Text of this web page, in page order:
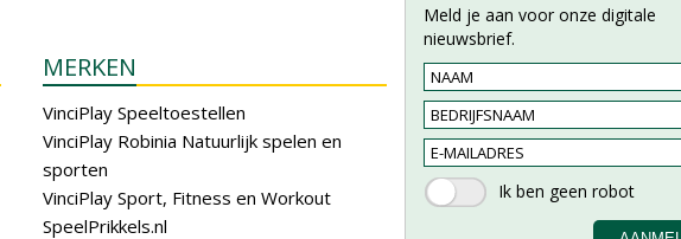
MERKEN
VinciPlay Speeltoestellen
VinciPlay Robinia Natuurlijk spelen en
sporten
VinciPlay Sport, Fitness en Workout
SpeelPrikkels.nl
Meld je aan voor onze digitale
nieuwsbrief.